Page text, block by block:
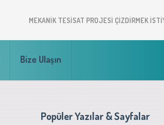
MEKANIK TESISAT PROJESI ÇIZDIRMEK
Bize Ulaşın
Popüler Yazılar & Sayfalar